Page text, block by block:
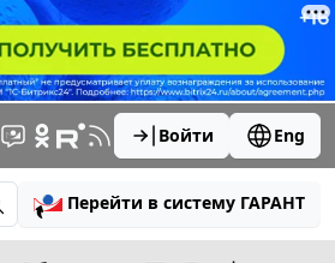
Войти Eng
Перейти в систему ГАРАНТ